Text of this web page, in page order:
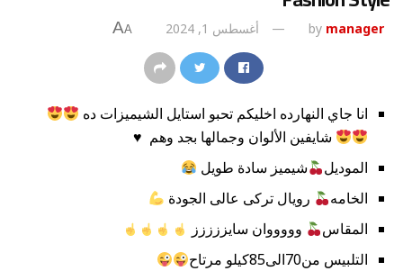
by manager أغسطس 1, 2024 A
A
انا جاي النهارده اخليكم تحبو استايل الشيميزات ده
شايفين الألوان وجمالها بجد وهم ♥️
الموديل
شيميز سادة طويل
الخامه
رويال تركى عالى الجودة
المقاس
وووووان سايززززز
التلبيس من70الى85كيلو مرتاح